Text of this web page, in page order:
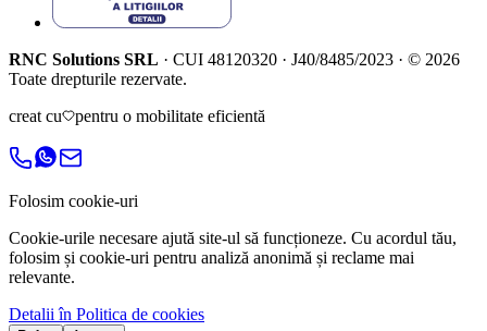
RNC Solutions SRL · CUI 48120320 · J40/8485/2023 · © 2026
Toate drepturile rezervate.
creat cu
pentru o mobilitate eficientă
Folosim cookie-uri
Cookie-urile necesare ajută site-ul să funcționeze. Cu acordul tău,
folosim și cookie-uri pentru analiză anonimă și reclame mai
relevante.
Detalii în Politica de cookies